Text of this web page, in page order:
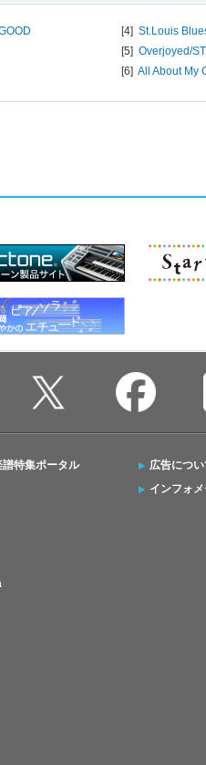
[4] St.Louis
[5] Overjoyed/
[6] All About My
譜特集ポータル
広告につい
インフォメ